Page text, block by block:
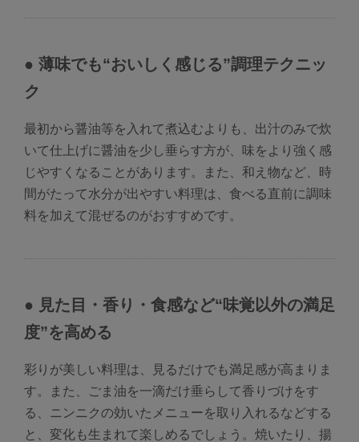
● 薄味でも“おいしく感じる”調理テクニッ
ク
最初から醤油等を入れて煮込むよりも、出汁のみで炊
いて仕上げに醤油を少し垂らす方が、味をより強く感
じやすくなることがあります。また、和え物など、時
間がたって水分が出やすい料理は、食べる直前に調味
料を加えて混ぜるのがおすすめです。
● 見た目・香り・食感など“味覚以外の満足
度”を高める
彩りが美しい料理は、見るだけでも満足感が高まりま
す。また、ごま油を一滴だけ垂らして香りづけをす
る、ニンニクの効いたメニューを取り入れるなどする
と、変化も生まれて楽しめるでしょう。焼いたり、揚